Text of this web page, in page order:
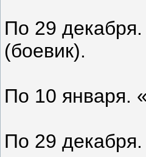
По 29
(боевик).
По 10 января.
По 29